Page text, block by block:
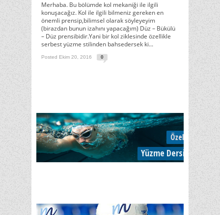
Merhaba. Bu bölümde kol mekaniği ile ilgili
konuşacağız. Kol ile ilgili bilmeniz gereken en
önemli prensip,bilimsel olarak söyleyeyim
(birazdan bunun izahını yapacağım) Düz – Bükülü
– Düz prensibidir.Yani bir kol ziklesinde özellikle
serbest yüzme stilinden bahsedersek ki...
Posted Ekim 20, 2016 0